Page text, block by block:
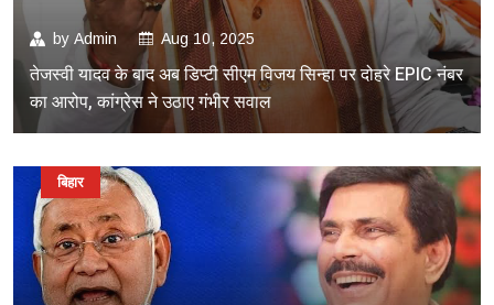
by Admin Aug 10, 2025
तेजस्वी यादव के बाद अब डिप्टी सीएम विजय सिन्हा पर दोहरे EPIC नंबर
का आरोप, कांग्रेस ने उठाए गंभीर सवाल
बिहार